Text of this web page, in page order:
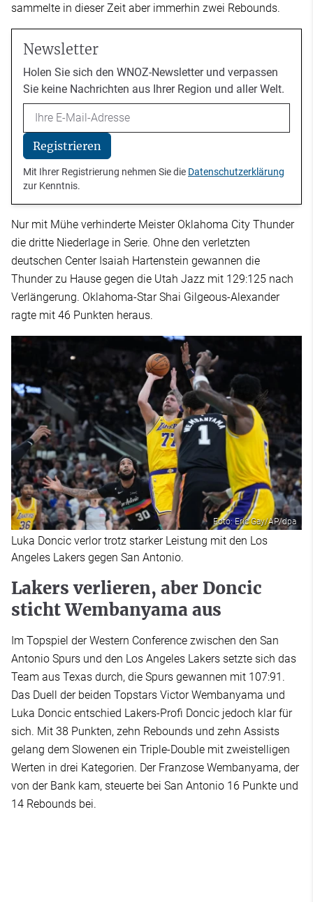
sammelte in dieser Zeit aber immerhin zwei Rebounds.
Newsletter
Holen Sie sich den WNOZ-Newsletter und verpassen
Sie keine Nachrichten aus Ihrer Region und aller Welt.
Email
Registrieren
Mit Ihrer Registrierung nehmen Sie die Datenschutzerklärung
zur Kenntnis.
Nur mit Mühe verhinderte Meister Oklahoma City Thunder
die dritte Niederlage in Serie. Ohne den verletzten
deutschen Center Isaiah Hartenstein gewannen die
Thunder zu Hause gegen die Utah Jazz mit 129:125 nach
Verlängerung. Oklahoma-Star Shai Gilgeous-Alexander
ragte mit 46 Punkten heraus.
Foto: Eric Gay/AP/dpa
Luka Doncic verlor trotz starker Leistung mit den Los
Angeles Lakers gegen San Antonio.
Lakers verlieren, aber Doncic
sticht Wembanyama aus
Im Topspiel der Western Conference zwischen den San
Antonio Spurs und den Los Angeles Lakers setzte sich das
Team aus Texas durch, die Spurs gewannen mit 107:91.
Das Duell der beiden Topstars Victor Wembanyama und
Luka Doncic entschied Lakers-Profi Doncic jedoch klar für
sich. Mit 38 Punkten, zehn Rebounds und zehn Assists
gelang dem Slowenen ein Triple-Double mit zweistelligen
Werten in drei Kategorien. Der Franzose Wembanyama, der
von der Bank kam, steuerte bei San Antonio 16 Punkte und
14 Rebounds bei.